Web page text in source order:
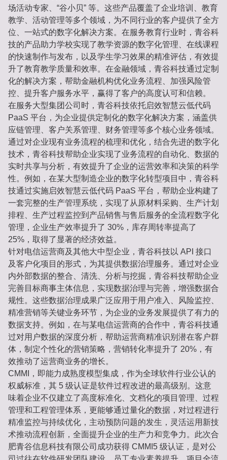
场活动专家、“谷小贝” 等。这些产品覆盖了企业培训、教育
教学、活动管理等多个领域，为不同行业的客户提供了全方
位、一站式的数字化解决方案。在服务教育行业时，青谷科
技的产品助力学校实现了教学资源的数字化管理、在线课程
的快速制作与发布，以及学生学习效果的精准评估，有效提
升了教育教学质量和效率。在金融领域，青谷科技通过定制
化的解决方案，帮助金融机构优化业务流程、加强风险管
控、提升客户服务水平，赢得了客户的高度认可和信赖。
在服务大型集团公司时，青谷科技依托启效智慧云低代码
PaaS 平台，为企业提供定制化的数字化解决方案，涵盖供
应链管理、客户关系管理、财务管理等多个核心业务领域。
通过对企业现有业务流程的梳理和优化，结合先进的数字化
技术，青谷科技帮助企业实现了业务流程的自动化、数据的
实时共享与分析，有效提升了企业的运营效率和决策的科学
性。例如，在某大型制造企业的数字化转型项目中，青谷科
技通过实施启效智慧云低代码 PaaS 平台，帮助企业构建了
一套完整的生产管理系统，实现了从原材料采购、生产计划
排程、生产过程监控到产品销售与售后服务的全流程数字化
管理，企业生产效率提升了 30%，库存周转率提高了
25%，取得了显著的经济效益。
针对电信运营商及其他大中型企业，青谷科技以 API 接口
及客户化项目的形式，为其提供数据治理服务。通过对企业
内外部数据的整合、清洗、分析与挖掘，青谷科技帮助企业
完善目标商事主体信息，实现数据治理与完善，增强数据合
规性。这些数据治理成果广泛应用于用户准入、风险监控、
精准营销等关键业务环节，为企业的业务发展提供了有力的
数据支持。例如，在与某电信运营商的合作中，青谷科技通
过对用户数据的深度分析，帮助运营商精准识别潜在客户群
体，制定个性化的营销策略，营销转化率提升了 20%，有
效推动了运营商业务的增长。
CMMI，即能力成熟度模型集成，作为全球软件行业公认的
权威标准，其 5 级认证是软件过程改进的最高级别。这意
味着企业不仅建立了高度标准化、文档化的项目管理、过程
管理和工程管理体系，更能够通过量化的数据，对过程进行
精准监控与持续优化，主动预防问题的发生，灵活运用新技
术推动流程创新，全面提升企业的生产力和竞争力。此次合
肥青谷信息科技有限公司成功获得 CMMI5 级认证，是对公